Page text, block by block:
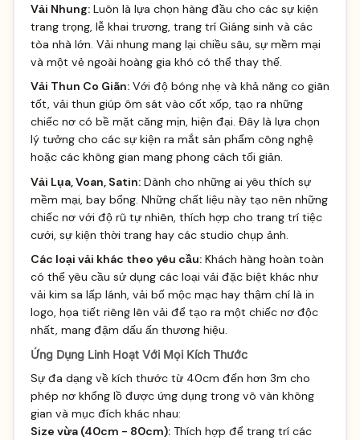
Vải Nhung:Luôn là lựa chọn hàng đầu cho các sự kiện
trang trọng, lễ khai trương, trang trí Giáng sinh và các
tòa nhà lớn. Vải nhung mang lại chiều sâu, sự mềm mại
và một vẻ ngoài hoàng gia khó có thể thay thế.
Vải Thun Co Giãn:Với độ bóng nhẹ và khả năng co giãn
tốt, vải thun giúp ôm sát vào cốt xốp, tạo ra những
chiếc nơ có bề mặt căng mịn, hiện đại. Đây là lựa chọn
lý tưởng cho các sự kiện ra mắt sản phẩm công nghệ
hoặc các không gian mang phong cách tối giản.
Vải Lụa, Voan, Satin:Dành cho những ai yêu thích sự
mềm mại, bay bổng. Những chất liệu này tạo nên những
chiếc nơ với độ rũ tự nhiên, thích hợp cho trang trí tiệc
cưới, sự kiện thời trang hay các studio chụp ảnh.
Các loại vải khác theo yêu cầu:Khách hàng hoàn toàn
có thể yêu cầu sử dụng các loại vải đặc biệt khác như
vải kim sa lấp lánh, vải bố mộc mạc hay thậm chí là in
logo, họa tiết riêng lên vải để tạo ra một chiếc nơ độc
nhất, mang đậm dấu ấn thương hiệu.
Ứng Dụng Linh Hoạt Với Mọi Kích Thước
Sự đa dạng về kích thước từ 40cm đến hơn 3m cho
phép nơ khổng lồ được ứng dụng trong vô vàn không
gian và mục đích khác nhau:
Size vừa (40cm - 80cm):Thích hợp để trang trí các